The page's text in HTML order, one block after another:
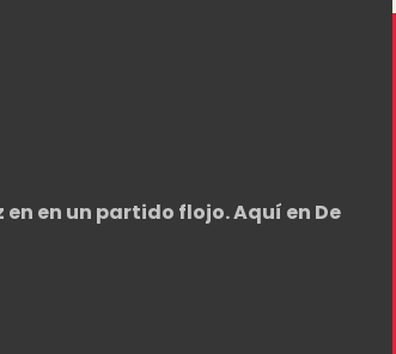
en en un partido flojo. Aquí en De